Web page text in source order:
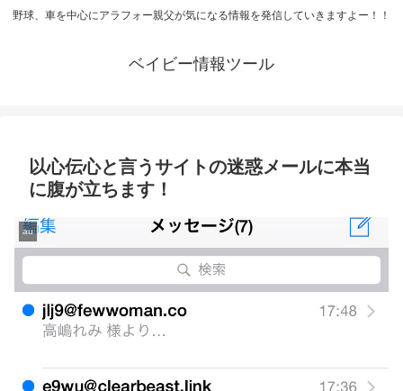
野球、車を中心にアラフォー親父が気になる情報を発信していきますよー！！
ベイビー情報ツール
以心伝心と言うサイトの迷惑メールに本当
に腹が立ちます！
au